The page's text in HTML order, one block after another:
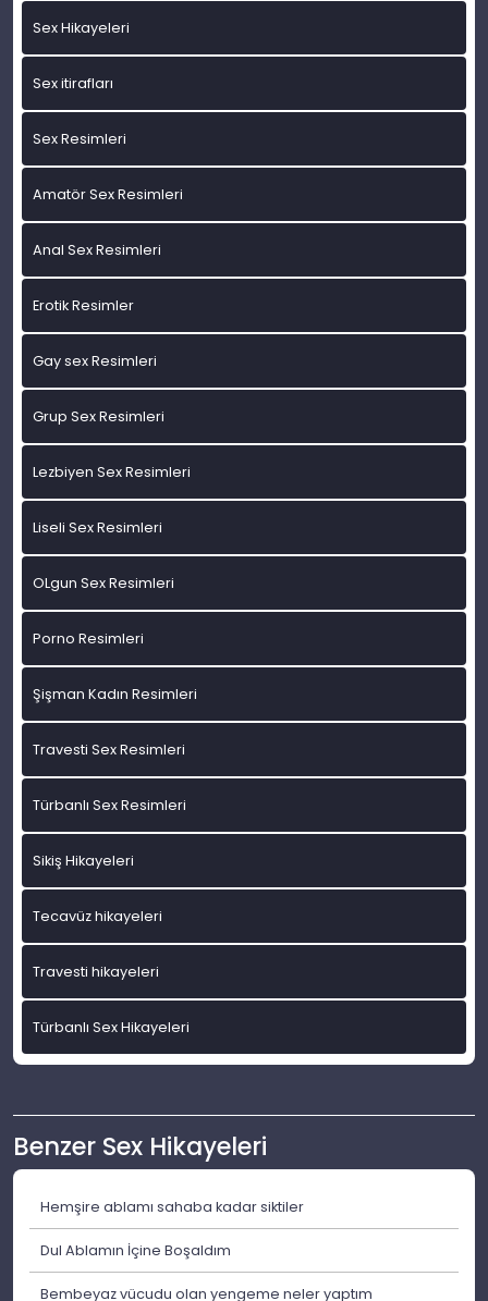
Sex Hikayeleri
Sex itirafları
Sex Resimleri
Amatör Sex Resimleri
Anal Sex Resimleri
Erotik Resimler
Gay sex Resimleri
Grup Sex Resimleri
Lezbiyen Sex Resimleri
Liseli Sex Resimleri
OLgun Sex Resimleri
Porno Resimleri
Şişman Kadın Resimleri
Travesti Sex Resimleri
Türbanlı Sex Resimleri
Sikiş Hikayeleri
Tecavüz hikayeleri
Travesti hikayeleri
Türbanlı Sex Hikayeleri
Benzer Sex Hikayeleri
Hemşire ablamı sahaba kadar siktiler
Dul Ablamın İçine Boşaldım
Bembeyaz vücudu olan yengeme neler yaptım